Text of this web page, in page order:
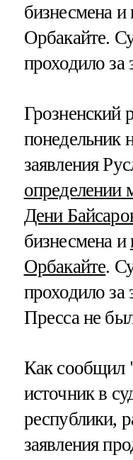
бизнесмена
Орбакайте.
проходило
Грозненский
понедельник
заявления
определении
Дени
бизнесмена и
Орбакайте.
проходило
Пресса не
Как сообщил
источник в
республики,
заявления